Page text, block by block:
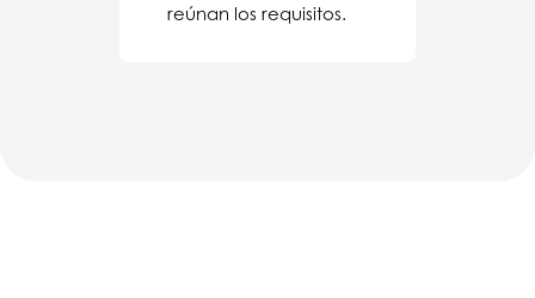
reúnan los requisitos.